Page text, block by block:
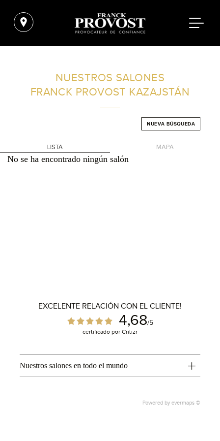
FILTROS AVANZADOS
NUESTROS SALONES
FRANCK PROVOST KAZAJSTÁN
NUEVA BÚSQUEDA
LISTA MAPA
No se ha encontrado ningún salón
EXCELENTE RELACIÓN CON EL CLIENTE!
4,68/5
certificado por Critizr
Nuestros salones en todo el mundo
Powered by evermaps ©